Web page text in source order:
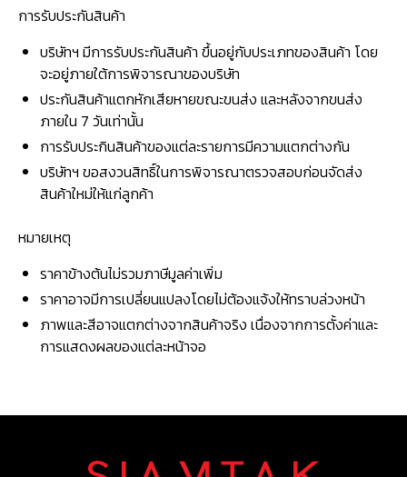
การรับประกันสินค้า
บริษัทฯ มีการรับประกันสินค้า ขึ้นอยู่กับประเภทของสินค้า โดย
จะอยู่ภายใต้การพิจารณาของบริษัท
ประกันสินค้าแตกหักเสียหายขณะขนส่ง และหลังจากขนส่ง
ภายใน 7 วันเท่านั้น
การรับประกินสินค้าของแต่ละรายการมีความแตกต่างกัน
บริษัทฯ ขอสงวนสิทธิ์ในการพิจารณาตรวจสอบก่อนจัดส่ง
สินค้าใหม่ให้แก่ลูกค้า
หมายเหตุ
ราคาข้างต้นไม่รวมภาษีมูลค่าเพิ่ม
ราคาอาจมีการเปลี่ยนแปลงโดยไม่ต้องแจ้งให้ทราบล่วงหน้า
ภาพและสีอาจแตกต่างจากสินค้าจริง เนื่องจากการตั้งค่าและ
การแสดงผลของแต่ละหน้าจอ